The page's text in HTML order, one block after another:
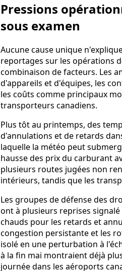
Pressions
sous examen
Aucune cause unique
reportages sur les opérations
combinaison de facteurs. Les
d'appareils et d'équipes, les
les coûts comme principaux
transporteurs canadiens.
Plus tôt au printemps, des
d'annulations et de retards
laquelle la météo peut
hausse des prix du carburant
plusieurs routes jugées non
intérieurs, tandis que les
Les groupes de défense des
ont à plusieurs reprises
chauds pour les retards et
congestion persistante et les
isolé en une perturbation à
à la fin mai montraient déjà
journée dans les aéroports